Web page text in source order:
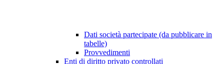
Dati società partecipate (da pubblicare in
tabelle)
Provvedimenti
Enti di diritto privato controllati